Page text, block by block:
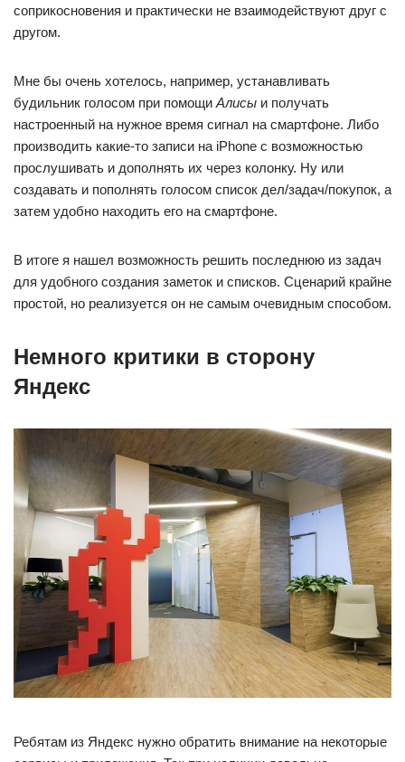
соприкосновения и практически не взаимодействуют друг с
другом.
Мне бы очень хотелось, например, устанавливать
будильник голосом при помощи Алисы и получать
настроенный на нужное время сигнал на смартфоне. Либо
производить какие-то записи на iPhone с возможностью
прослушивать и дополнять их через колонку. Ну или
создавать и пополнять голосом список дел/задач/покупок, а
затем удобно находить его на смартфоне.
В итоге я нашел возможность решить последнюю из задач
для удобного создания заметок и списков. Сценарий крайне
простой, но реализуется он не самым очевидным способом.
Немного критики в сторону
Яндекс
Ребятам из Яндекс нужно обратить внимание на некоторые